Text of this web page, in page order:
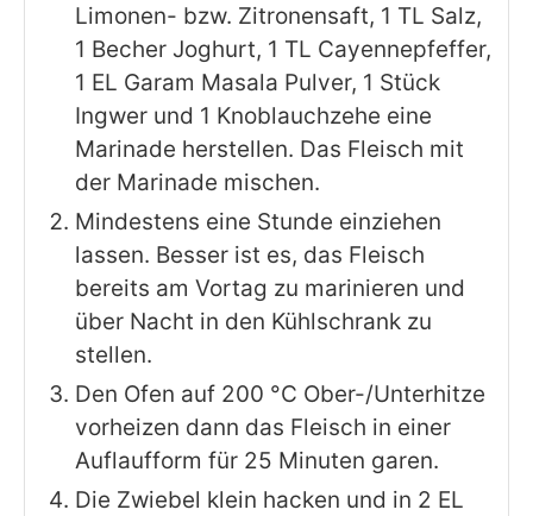
Limonen- bzw. Zitronensaft, 1 TL Salz,
1 Becher Joghurt, 1 TL Cayennepfeffer,
1 EL Garam Masala Pulver, 1 Stück
Ingwer und 1 Knoblauchzehe eine
Marinade herstellen. Das Fleisch mit
der Marinade mischen.
Mindestens eine Stunde einziehen
lassen. Besser ist es, das Fleisch
bereits am Vortag zu marinieren und
über Nacht in den Kühlschrank zu
stellen.
Den Ofen auf 200 °C Ober-/Unterhitze
vorheizen dann das Fleisch in einer
Auflaufform für 25 Minuten garen.
Die Zwiebel klein hacken und in 2 EL